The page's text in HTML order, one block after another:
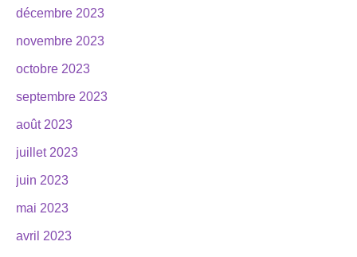
décembre 2023
novembre 2023
octobre 2023
septembre 2023
août 2023
juillet 2023
juin 2023
mai 2023
avril 2023